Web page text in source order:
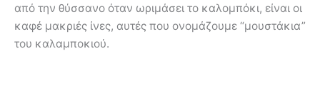
από την θύσσανο όταν ωριμάσει το καλομπόκι, είναι οι
καφέ μακριές ίνες, αυτές που ονομάζουμε “μουστάκια”
του καλαμποκιού.